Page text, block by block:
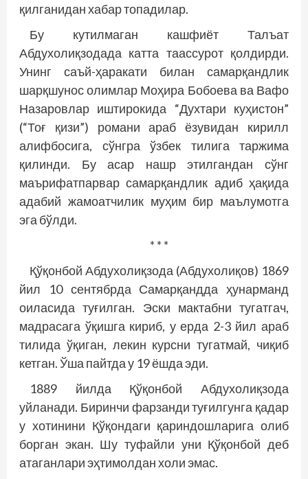
қилганидан хабар топадилар.
Бу кутилмаган кашфиёт Талъат
Абдухолиқзодада катта таассурот қолдирди.
Унинг саъй-ҳаракати билан самарқандлик
шарқшунос олимлар Моҳира Бобоева ва Вафо
Назаровлар иштирокида “Духтари куҳистон”
(“Тоғ қизи”) романи араб ёзувидан кирилл
алифбосига, сўнг­­ра ўзбек тилига таржима
қилинди. Бу асар нашр этилгандан сўнг
маърифатпарвар самарқандлик адиб ҳақида
адабий жамоатчилик муҳим бир маълумотга
эга бўлди.
* * *
Қўқонбой Абдухолиқзода (Абдухолиқов) 1869
йил 10 сентябрда Самарқандда ҳунарманд
оиласида туғилган. Эски мактабни тугатгач,
мад­расага ўқишга кириб, у ерда 2-3 йил араб
тилида ўқиган, лекин курсни тугатмай, чиқиб
кетган. Ўша пайтда у 19 ёшда эди.
1889 йилда Қўқонбой Абдухолиқзода
уйланади. Биринчи фарзанди туғилгунга қадар
у хотинини Қўқондаги қариндошларига олиб
борган экан. Шу туфайли уни Қўқонбой деб
атаганлари эҳтимолдан холи эмас.